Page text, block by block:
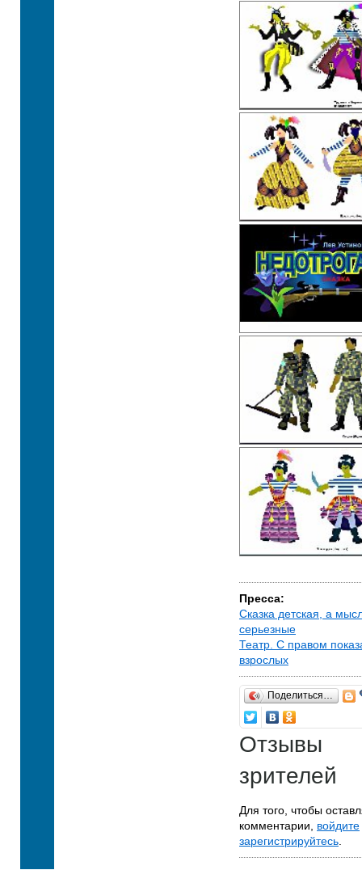
Пресса:
Сказка детская, а
серьезные
Театр. С правом
взрослых
Поделиться…
Отзывы
зрителей
Для того, чтобы
комментарии, войдите
зарегистрируйтесь